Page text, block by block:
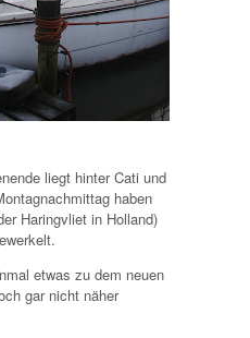
liegt hinter Cati und
haben
Haringvliet in Holland)
etwas zu dem neuen
gar nicht näher